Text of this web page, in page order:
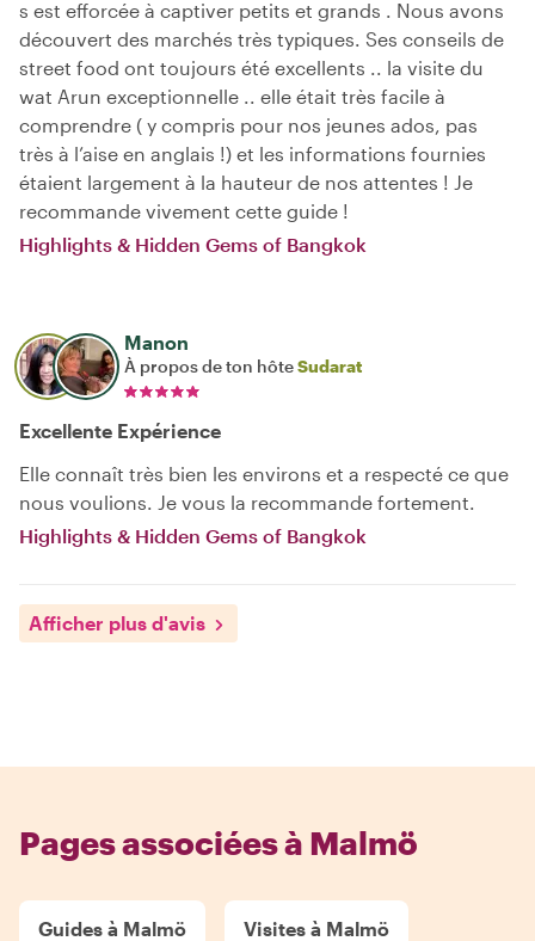
s est efforcée à captiver petits et grands . Nous avons
découvert des marchés très typiques. Ses conseils de
street food ont toujours été excellents .. la visite du
wat Arun exceptionnelle .. elle était très facile à
comprendre ( y compris pour nos jeunes ados, pas
très à l’aise en anglais !) et les informations fournies
étaient largement à la hauteur de nos attentes ! Je
recommande vivement cette guide !
Highlights & Hidden Gems of Bangkok
Manon
À propos de ton hôteSudarat
Excellente Expérience
Elle connaît très bien les environs et a respecté ce que
nous voulions. Je vous la recommande fortement.
Highlights & Hidden Gems of Bangkok
Afficher plus d'avis
Pages associées à Malmö
Guides à Malmö Visites à Malmö